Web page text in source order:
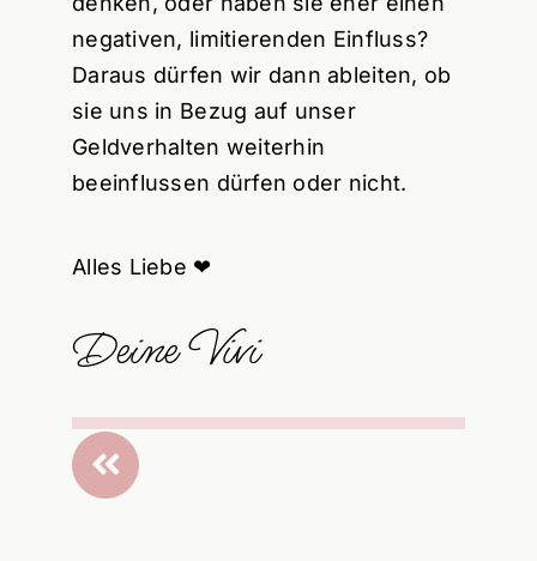
negativen, limitierenden Einfluss?
Daraus dürfen wir dann ableiten, ob
sie uns in Bezug auf unser
Geldverhalten weiterhin
beeinflussen dürfen oder nicht.
Alles Liebe ❤
Deine Vivi